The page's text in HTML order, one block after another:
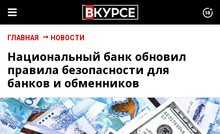
ГЛАВНАЯ НОВОСТИ
Национальный банк обновил
правила безопасности для
банков и обменников